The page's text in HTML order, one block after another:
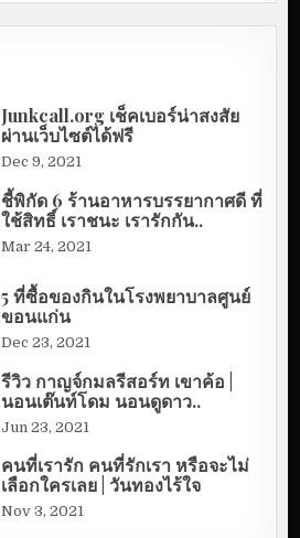
Junkcall.org เช็คเบอร์น่าสงสัย
ผ่านเว็บไซต์ได้ฟรี
Dec 9, 2021
ชี้พิกัด 6 ร้านอาหารบรรยากาศดี ที่
ใช้สิทธิ์ เราชนะ เรารักกัน..
Mar 24, 2021
5 ที่ซื้อของกินในโรงพยาบาลศูนย์
ขอนแก่น
Dec 23, 2021
รีวิว กาญจ์กมลรีสอร์ท เขาค้อ |
นอนเต๊นท์โดม นอนดูดาว..
Jun 23, 2021
คนที่เรารัก คนที่รักเรา หรือจะไม่
เลือกใครเลย | วันทองไร้ใจ
Nov 3, 2021